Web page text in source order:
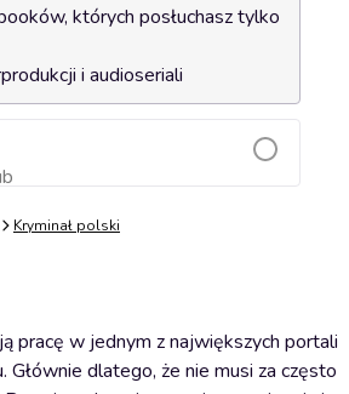
których posłuchasz tylko
i audioseriali
do koszyka
Kryminał polski
pracę w jednym z największych portali
Głównie dlatego, że nie musi za często